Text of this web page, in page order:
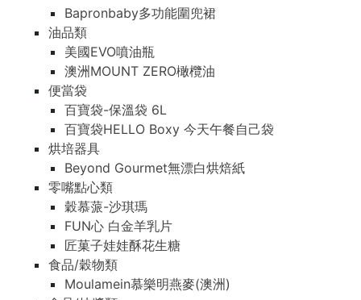
Bapronbaby多功能圍兜裙
油品類
美國EVO噴油瓶
澳洲MOUNT ZERO橄欖油
便當袋
百寶袋-保溫袋 6L
百寶袋HELLO Boxy 今天午餐自己袋
烘培器具
Beyond Gourmet無漂白烘焙紙
零嘴點心類
穀慕蒎-沙琪瑪
FUN心 白金羊乳片
匠菓子娃娃酥花生糖
食品/穀物類
Moulamein慕樂明燕麥(澳洲)